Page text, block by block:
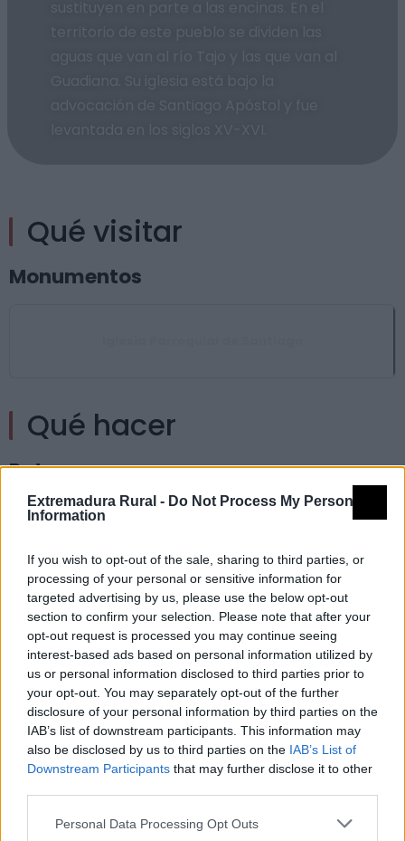
Extremadura Rural - Do Not Process My Personal
Information
If you wish to opt-out of the sale, sharing to third parties, or
processing of your personal or sensitive information for
targeted advertising by us, please use the below opt-out
section to confirm your selection. Please note that after your
opt-out request is processed you may continue seeing
interest-based ads based on personal information utilized by
us or personal information disclosed to third parties prior to
your opt-out. You may separately opt-out of the further
disclosure of your personal information by third parties on the
IAB’s list of downstream participants. This information may
also be disclosed by us to third parties on the IAB’s List of
Downstream Participants that may further disclose it to other
Personal Data Processing Opt Outs
Qué visitar
Monumentos
Qué hacer
Rutas
Rutas en coche
Carretera Provincial Paisajística: Hacia el Geoparque
Observación de aves
Ruta de las Rapaces